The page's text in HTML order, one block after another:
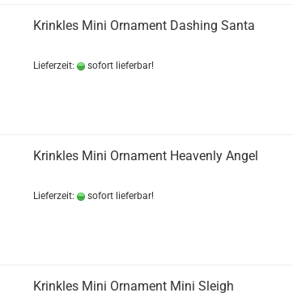
Krinkles Mini Ornament Dashing Santa
Lieferzeit: sofort lieferbar!
Krinkles Mini Ornament Heavenly Angel
Lieferzeit: sofort lieferbar!
Krinkles Mini Ornament Mini Sleigh